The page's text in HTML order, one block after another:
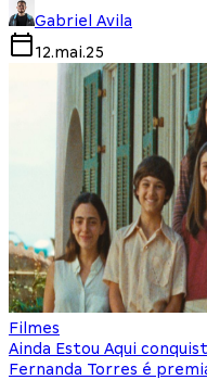
Gabriel Avila
12.mai.25
Filmes
Ainda Estou Aqui
Fernanda Torres é